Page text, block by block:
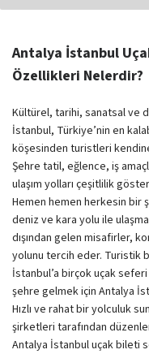
Antalya İstanbul
Özellikleri Nelerdir?
Kültürel, tarihi, sanatsal ve
İstanbul, Türkiye’nin en
köşesinden turistleri
Şehre tatil, eğlence, iş
ulaşım yolları çeşitlilik
Hemen hemen herkesin bir
deniz ve kara yolu ile
dışından gelen misafirler,
yolunu tercih eder. Turistik
İstanbul’a birçok uçak
şehre gelmek için Antalya
Hızlı ve rahat bir yolculuk
şirketleri tarafından
Antalya İstanbul uçak bileti